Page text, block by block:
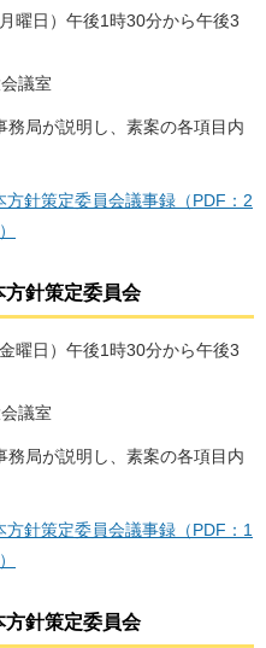
曜日）午後1時30分から午後3
議室
局が説明し、素案の各項目内
針策定委員会議事録（PDF：2
方針策定委員会
曜日）午後1時30分から午後3
議室
局が説明し、素案の各項目内
針策定委員会議事録（PDF：1
方針策定委員会